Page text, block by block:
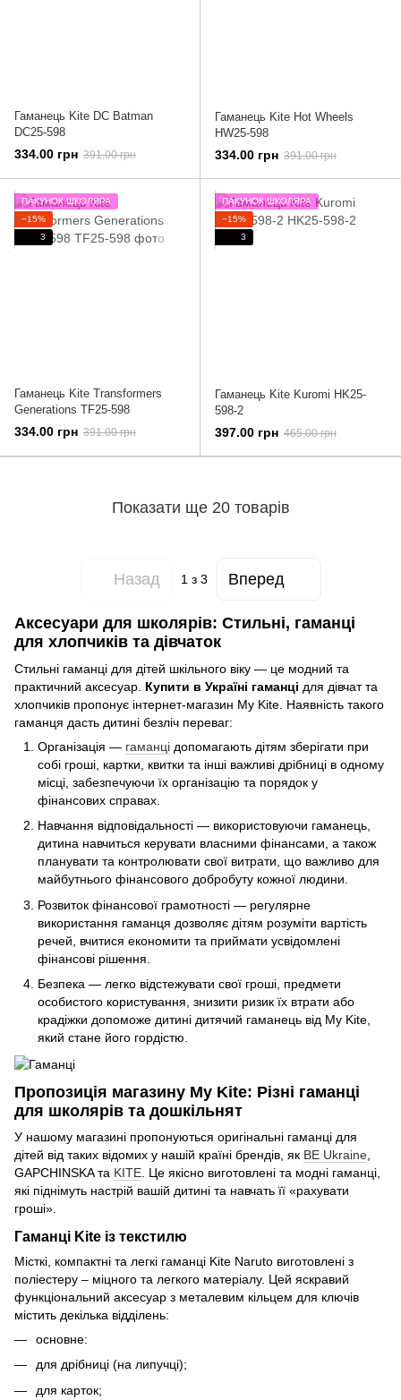
Гаманець Kite DC Batman
DC25-598
334.00 грн 391.00 грн
Гаманець Kite Hot Wheels
HW25-598
334.00 грн 391.00 грн
ПАКУНОК ШКОЛЯРА
−15%
3
Гаманець Kite Transformers
Generations TF25-598
334.00 грн 391.00 грн
ПАКУНОК ШКОЛЯРА
−15%
3
Гаманець Kite Kuromi HK25-
598-2
397.00 грн 465.00 грн
Показати ще 20 товарів
Назад 1з 3 Вперед
Аксесуари для школярів: Стильні, гаманці
для хлопчиків та дівчаток
Стильні гаманці для дітей шкільного віку — це модний та
практичний аксесуар. Купити в Україні гаманці для дівчат та
хлопчиків пропонує інтернет-магазин My Kite. Наявність такого
гаманця дасть дитині безліч переваг:
Організація — гаманці допомагають дітям зберігати при
собі гроші, картки, квитки та інші важливі дрібниці в одному
місці, забезпечуючи їх організацію та порядок у
фінансових справах.
Навчання відповідальності — використовуючи гаманець,
дитина навчиться керувати власними фінансами, а також
планувати та контролювати свої витрати, що важливо для
майбутнього фінансового добробуту кожної людини.
Розвиток фінансової грамотності — регулярне
використання гаманця дозволяє дітям розуміти вартість
речей, вчитися економити та приймати усвідомлені
фінансові рішення.
Безпека — легко відстежувати свої гроші, предмети
особистого користування, знизити ризик їх втрати або
крадіжки допоможе дитині дитячий гаманець від My Kite,
який стане його гордістю.
Пропозиція магазину My Kite: Різні гаманці
для школярів та дошкільнят
У нашому магазині пропонуються оригінальні гаманці для
дітей від таких відомих у нашій країні брендів, як BE Ukraine,
GAPCHINSKA та KITE. Це якісно виготовлені та модні гаманці,
які піднімуть настрій вашій дитині та навчать її «рахувати
гроші».
Гаманці Kite із текстилю
Місткі, компактні та легкі гаманці Kite Naruto виготовлені з
поліестеру – міцного та легкого матеріалу. Цей яскравий
функціональний аксесуар з металевим кільцем для ключів
містить декілька відділень:
основне:
для дрібниці (на липучці);
для карток;